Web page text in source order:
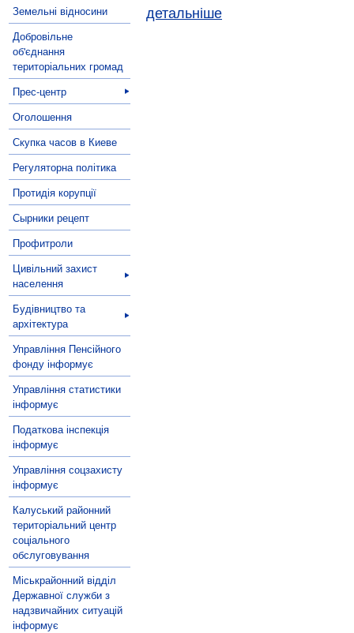
Земельні відносини
Добровільне
об'єднання
територіальних громад
Прес-центр
Оголошення
Скупка часов в Киеве
Регуляторна політика
Протидія корупції
Сырники рецепт
Профитроли
Цивільний захист
населення
Будівництво та
архітектура
Управління Пенсійного
фонду інформує
Управління статистики
інформує
Податкова інспекція
інформує
Управління соцзахисту
інформує
Калуський районний
територіальний центр
соціального
обслуговування
Міськрайонний відділ
Державної служби з
надзвичайних ситуацій
інформує
детальніше